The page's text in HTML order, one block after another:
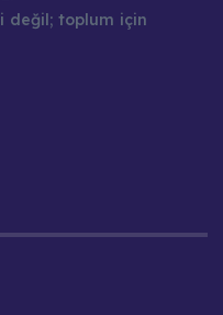
değil; toplum için